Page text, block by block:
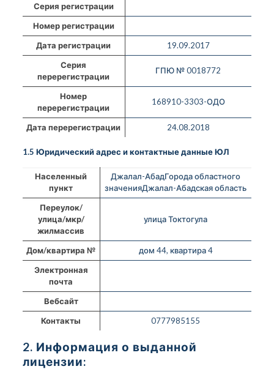
Серия регистрации
Номер регистрации
Дата регистрации
19.09.2017
Серия
перерегистрации
ГПЮ № 0018772
Номер
перерегистрации
168910-3303-ОДО
Дата перерегистрации 24.08.2018
1.5 Юридический адрес и контактные данные ЮЛ
Населенный
пункт
Джалал-АбадГорода областного
значенияДжалал-Абадская область
Переулок/
улица/мкр/
жилмассив
улица Токтогула
Дом/квартира №
дом 44, квартира 4
Электронная
почта
Вебсайт
Контакты
0777985155
2. Информация о выданной
лицензии: